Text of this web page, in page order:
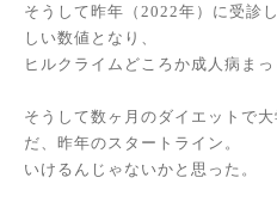
そうして昨年（2022年）に受診
しい数値となり、
ヒルクライムどころか成人病まっ
そうして数ヶ月のダイエットで
だ、昨年のスタートライン。
いけるんじゃないかと思った。